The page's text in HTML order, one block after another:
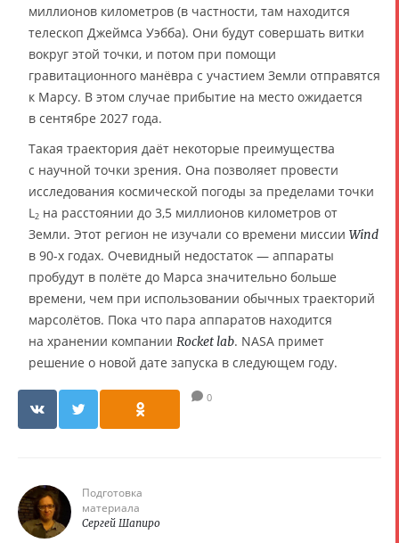
миллионов километров (в частности, там находится
телескоп Джеймса Уэбба). Они будут совершать витки
вокруг этой точки, и потом при помощи
гравитационного манёвра с участием Земли отправятся
к Марсу. В этом случае прибытие на место ожидается
в сентябре 2027 года.
Такая траектория даёт некоторые преимущества
с научной точки зрения. Она позволяет провести
исследования космической погоды за пределами точки
L 2 на расстоянии до 3,5 миллионов километров от
Земли. Этот регион не изучали со времени миссии Wind
в 90-х годах. Очевидный недостаток — аппараты
пробудут в полёте до Марса значительно больше
времени, чем при использовании обычных траекторий
марсолётов. Пока что пара аппаратов находится
на хранении компании Rocket lab. NASA примет
решение о новой дате запуска в следующем году.
0
Подготовка
материала
Сергей Шапиро